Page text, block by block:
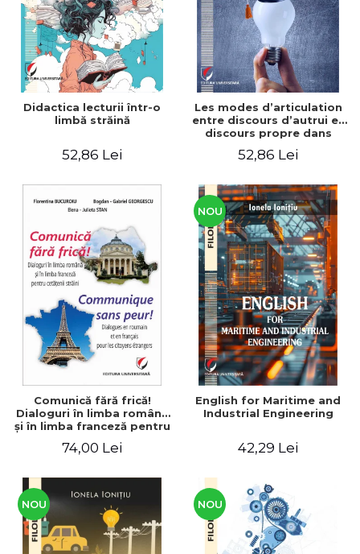
Didactica lecturii într-o
limbă străină
52,86 Lei
Les modes d’articulation
entre discours d’autrui et
discours propre dans
master
52,86 Lei
Comunică fără frică!
Dialoguri în limba română
şi în limba franceză pentru
străini/Communique sans
roumain et en français
pour les citoyens
étrangers
74,00 Lei
NOU
English for Maritime and
Industrial Engineering
42,29 Lei
NOU NOU